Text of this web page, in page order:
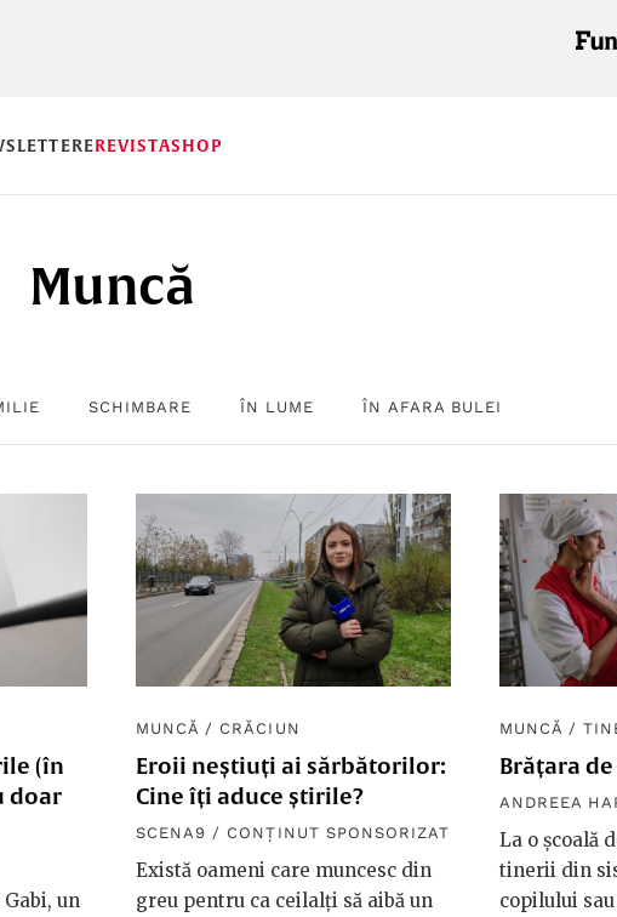
REVISTASHOP
Muncă
SCHIMBARE ÎN LUME ÎN AFARA BULEI
(în
doar
un
MUNCĂ / CRĂCIUN
Eroii neștiuți ai sărbătorilor:
Cine îți aduce știrile?
SCENA9 / CONȚINUT SPONSORIZAT
Există oameni care muncesc din
greu pentru ca ceilalți să aibă un
MUNCĂ /
Brățara
ANDREEA
La o școală
tinerii din
copilului